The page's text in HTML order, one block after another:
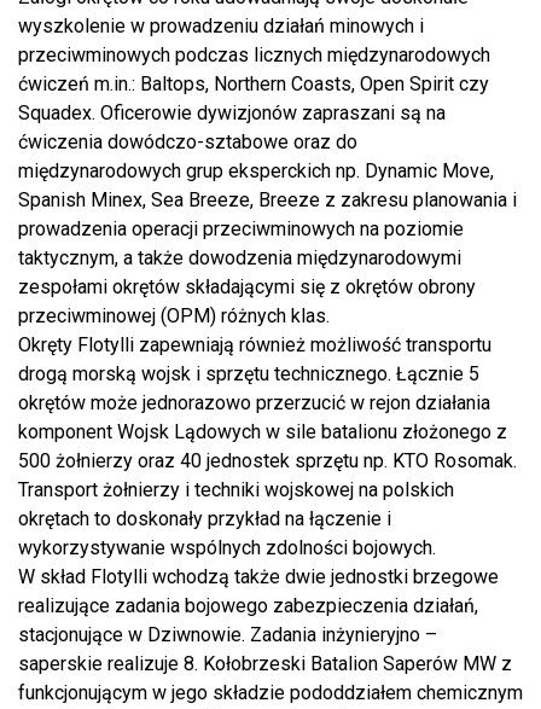
wyszkolenie w prowadzeniu działań minowych i
przeciwminowych podczas licznych międzynarodowych
ćwiczeń m.in.: Baltops, Northern Coasts, Open Spirit czy
Squadex. Oficerowie dywizjonów zapraszani są na
ćwiczenia dowódczo-sztabowe oraz do
międzynarodowych grup eksperckich np. Dynamic Move,
Spanish Minex, Sea Breeze, Breeze z zakresu planowania i
prowadzenia operacji przeciwminowych na poziomie
taktycznym, a także dowodzenia międzynarodowymi
zespołami okrętów składającymi się z okrętów obrony
przeciwminowej (OPM) różnych klas.
Okręty Flotylli zapewniają również możliwość transportu
drogą morską wojsk i sprzętu technicznego. Łącznie 5
okrętów może jednorazowo przerzucić w rejon działania
komponent Wojsk Lądowych w sile batalionu złożonego z
500 żołnierzy oraz 40 jednostek sprzętu np. KTO Rosomak.
Transport żołnierzy i techniki wojskowej na polskich
okrętach to doskonały przykład na łączenie i
wykorzystywanie wspólnych zdolności bojowych.
W skład Flotylli wchodzą także dwie jednostki brzegowe
realizujące zadania bojowego zabezpieczenia działań,
stacjonujące w Dziwnowie. Zadania inżynieryjno –
saperskie realizuje 8. Kołobrzeski Batalion Saperów MW z
funkcjonującym w jego składzie pododdziałem chemicznym